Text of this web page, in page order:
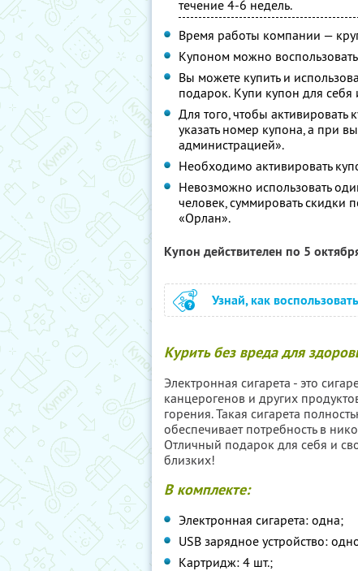
течение 4-6 недель.
Время работы компании —
Купоном можно
Вы можете купить и
подарок. Купи купон для себя
Для того, чтобы активировать
указать номер купона, а при
администрацией».
Необходимо активировать
Невозможно использовать
человек, суммировать скидки
«Орлан».
Купон действителен по 5
Узнай, как
Курить без вреда для
Электронная сигарета - это
канцерогенов и других
горения. Такая сигарета
обеспечивает потребность в
Отличный подарок для себя и
близких!
В комплекте:
Электронная сигарета: одна;
USB зарядное устройство:
Картридж: 4 шт.;